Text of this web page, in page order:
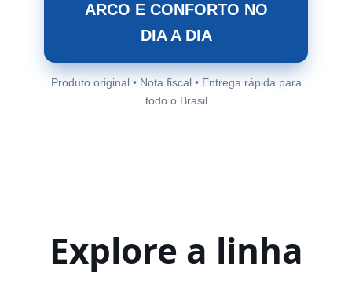
ARCO E CONFORTO NO
DIA A DIA
Produto original • Nota fiscal • Entrega rápida para
todo o Brasil
Explore a linha